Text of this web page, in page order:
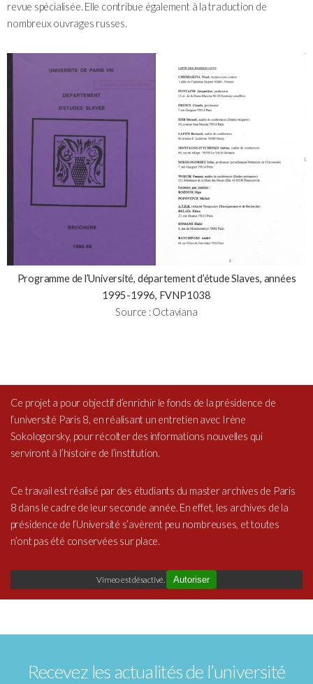
revue spécialisée. Elle contribue également à la traduction de
nombreux ouvrages russes.
Programme de l’Université, département d’étude Slaves, années
1995-1996, FVNP1038
Source : Octaviana
Ce projet a pour objectif d’enrichir le fonds de la présidence de
l’université Paris 8, en réalisant un entretien avec Irène
Sokologorsky, pour récolter des informations nouvelles qui
serviront à l’histoire de l’institution.
Ce travail est réalisé par des étudiants du master archives de Paris
8 dans le cadre de leur seconde année. En effet, les archives de la
présidence de l’Université s’avèrent peu nombreuses, et toutes
n’ont pas été conservées sur place.
Vimeo est désactivé. Autoriser
Recevez les actualités de l’université